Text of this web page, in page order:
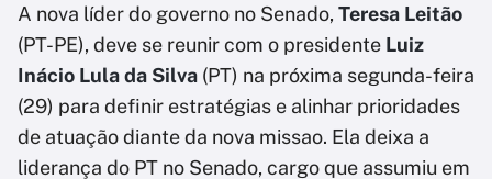
A nova líder do governo no Senado, Teresa Leitão
(PT-PE), deve se reunir com o presidente Luiz
Inácio Lula da Silva (PT) na próxima segunda-feira
(29) para definir estratégias e alinhar prioridades
de atuação diante da nova missao. Ela deixa a
liderança do PT no Senado, cargo que assumiu em